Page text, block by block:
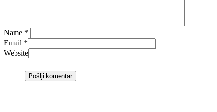
Name *
Email *
Website